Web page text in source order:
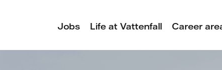
Jobs Life at Vattenfall Career